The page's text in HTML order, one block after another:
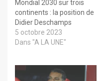
Mondial 2030 sur trois
continents : la position de
Didier Deschamps
5 octobre 2023
Dans "A LA UNE"